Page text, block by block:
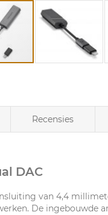
DAC
van 4,4
De
Recensies